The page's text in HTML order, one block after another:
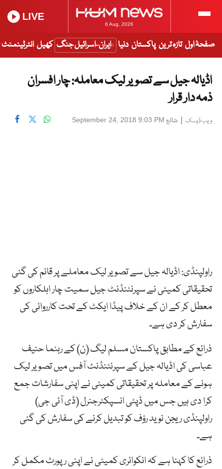
6 Aug, 2026
LIVE
صفحۂ اول تازہ ترین پاکستان دنیا ایران-اسرائیل جنگ کھیل انٹرٹینمنٹ
اڈیالہ جیل سے تصویر لیک معاملہ: چار افسران
ذمہ دار قرار
ویب ڈیسک | شائع September 24, 2018 9:03 PM
راولپنڈی: اڈیالہ جیل سے تصویر لیک معاملے پر قائم کی گئی
تحقیقاتی کمیٹی نے سپرنٹنڈنٹ جیل سمیت چار اہلکاروں کو
معطل کر کے ان کے خلاف پیڈا ایکٹ کے تحت کارروائی کی
سفارش کر دی ہے۔
ذرائع کے مطابق پاکستان مسلم لیگ (ن) کے رہنما حنیف
عباسی کی اڈیالہ جیل کے سپرنٹنڈنٹ آفس میں تصویر لیک
ہونے کے معاملہ پر تحقیقاتی کمیٹی نے اپنی سفارشات جمع
کرا دی ہیں جس میں ڈپٹی انسپکٹرجنرل (ڈی آئی جی)
راولپنڈی ریجن نوید رؤف کو تبدیل کرنے کی سفارش کی گئی
ہے۔
ذرائع کا کہنا ہے کہ انکوائری کمیٹی نے اپنی رپورٹ مکمل کر